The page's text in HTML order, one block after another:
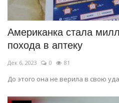
Американка стала
похода в аптеку
Дек 6, 2023 0 81
До этого она не верила в свою